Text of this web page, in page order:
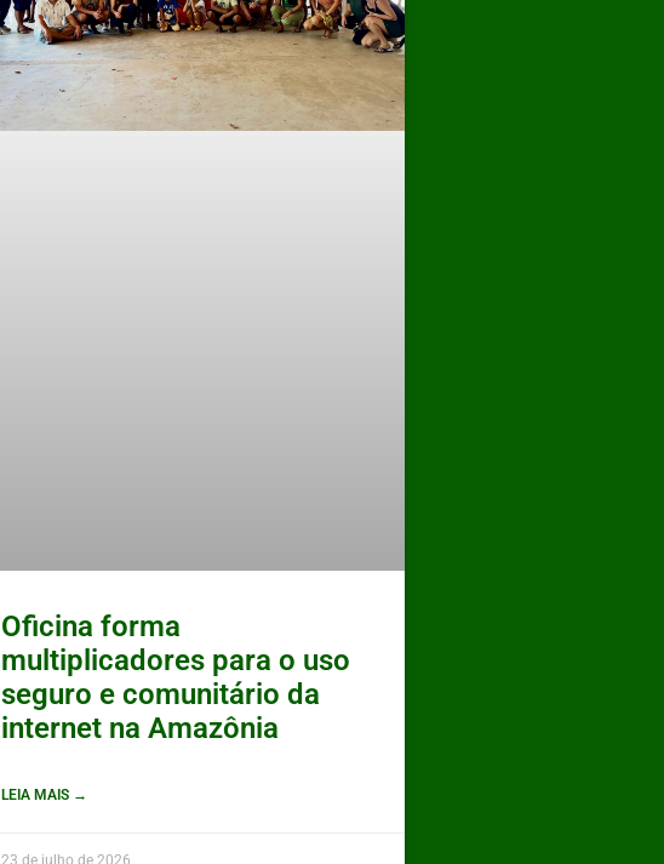
Oficina forma
multiplicadores para o uso
seguro e comunitário da
internet na Amazônia
LEIA MAIS →
23 de julho de 2026